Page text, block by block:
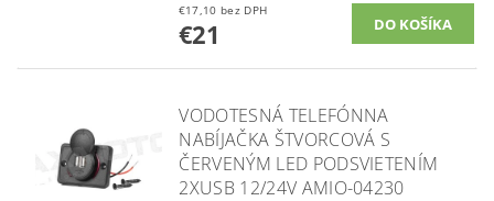
€17,10 bez DPH
€21
VODOTESNÁ TELEFÓNNA
NABÍJAČKA ŠTVORCOVÁ S
ČERVENÝM LED PODSVIETENÍM
2XUSB 12/24V AMIO-04230